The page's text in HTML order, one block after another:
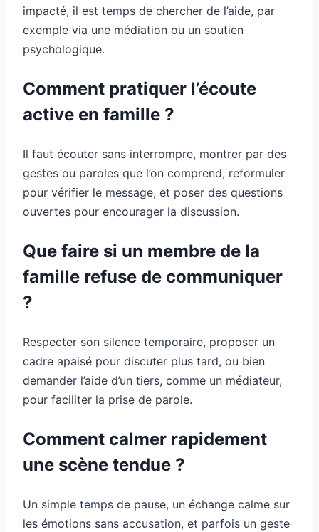
impacté, il est temps de chercher de l’aide, par
exemple via une médiation ou un soutien
psychologique.
Comment pratiquer l’écoute
active en famille ?
Il faut écouter sans interrompre, montrer par des
gestes ou paroles que l’on comprend, reformuler
pour vérifier le message, et poser des questions
ouvertes pour encourager la discussion.
Que faire si un membre de la
famille refuse de communiquer
?
Respecter son silence temporaire, proposer un
cadre apaisé pour discuter plus tard, ou bien
demander l’aide d’un tiers, comme un médiateur,
pour faciliter la prise de parole.
Comment calmer rapidement
une scène tendue ?
Un simple temps de pause, un échange calme sur
les émotions sans accusation, et parfois un geste